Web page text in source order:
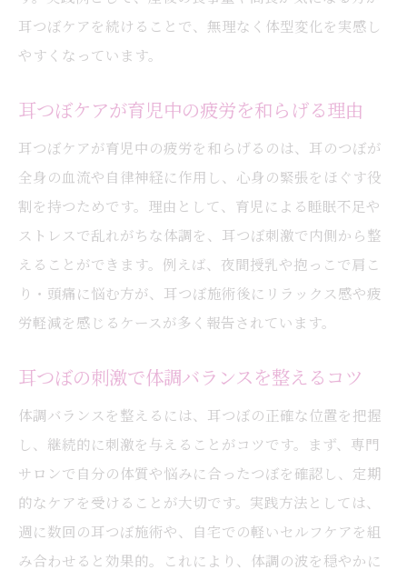
耳つぼケアを続けることで、無理なく体型変化を実感し
やすくなっています。
耳つぼケアが育児中の疲労を和らげる理由
耳つぼケアが育児中の疲労を和らげるのは、耳のつぼが
全身の血流や自律神経に作用し、心身の緊張をほぐす役
割を持つためです。理由として、育児による睡眠不足や
ストレスで乱れがちな体調を、耳つぼ刺激で内側から整
えることができます。例えば、夜間授乳や抱っこで肩こ
り・頭痛に悩む方が、耳つぼ施術後にリラックス感や疲
労軽減を感じるケースが多く報告されています。
耳つぼの刺激で体調バランスを整えるコツ
体調バランスを整えるには、耳つぼの正確な位置を把握
し、継続的に刺激を与えることがコツです。まず、専門
サロンで自分の体質や悩みに合ったつぼを確認し、定期
的なケアを受けることが大切です。実践方法としては、
週に数回の耳つぼ施術や、自宅での軽いセルフケアを組
み合わせると効果的。これにより、体調の波を穏やかに